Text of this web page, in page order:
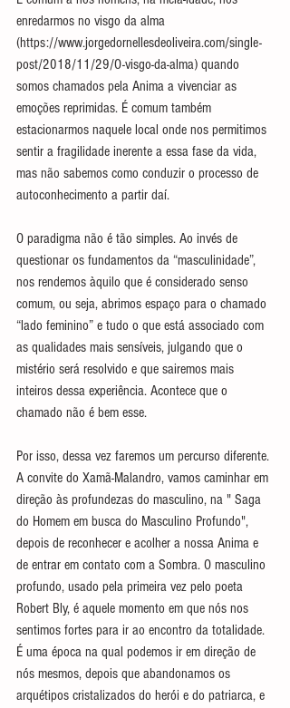
enredarmos no visgo da alma
(https://www.jorgedornellesdeoliveira.com/single-
post/2018/11/29/O-visgo-da-alma) quando
somos chamados pela Anima a vivenciar as
emoções reprimidas. É comum também
estacionarmos naquele local onde nos permitimos
sentir a fragilidade inerente a essa fase da vida,
mas não sabemos como conduzir o processo de
autoconhecimento a partir daí.
O paradigma não é tão simples. Ao invés de
questionar os fundamentos da “masculinidade”,
nos rendemos àquilo que é considerado senso
comum, ou seja, abrimos espaço para o chamado
“lado feminino” e tudo o que está associado com
as qualidades mais sensíveis, julgando que o
mistério será resolvido e que sairemos mais
inteiros dessa experiência. Acontece que o
chamado não é bem esse.
Por isso, dessa vez faremos um percurso diferente.
A convite do Xamã-Malandro, vamos caminhar em
direção às profundezas do masculino, na " Saga
do Homem em busca do Masculino Profundo",
depois de reconhecer e acolher a nossa Anima e
de entrar em contato com a Sombra. O masculino
profundo, usado pela primeira vez pelo poeta
Robert Bly, é aquele momento em que nós nos
sentimos fortes para ir ao encontro da totalidade.
É uma época na qual podemos ir em direção de
nós mesmos, depois que abandonamos os
arquétipos cristalizados do herói e do patriarca, e